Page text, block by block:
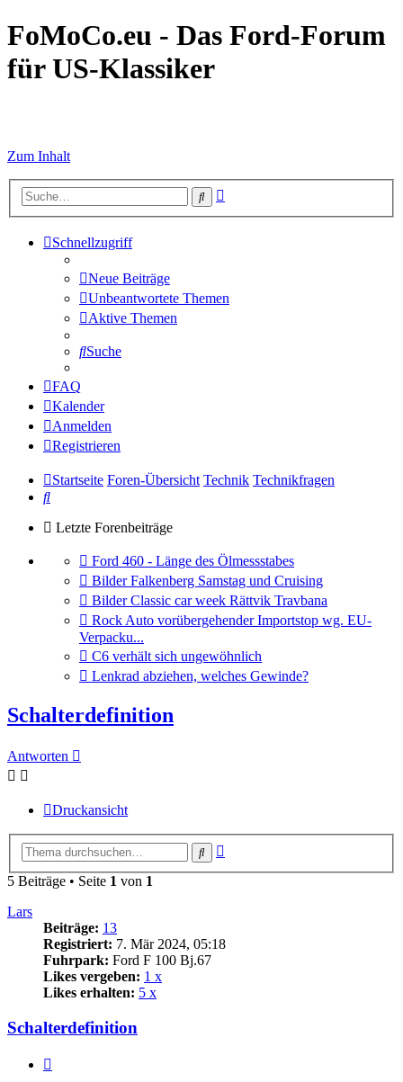
FoMoCo.eu - Das Ford-Forum
für US-Klassiker
Zum Inhalt
Suche
Schnellzugriff
Neue Beiträge
Unbeantwortete Themen
Aktive Themen
Suche
FAQ
Kalender
Anmelden
Registrieren
Startseite Foren-Übersicht Technik Technikfragen
Suche
Letzte Forenbeiträge
Gehe
zum
letzten
Beitrag
Ford 460 - Länge des Ölmessstabes
Gehe
zum
letzten
Beitrag
Bilder Falkenberg Samstag und Cruising
Gehe
zum
letzten
Beitrag
Bilder Classic car week Rättvik Travbana
Gehe
zum
letzten
Beitrag
Rock Auto vorübergehender Importstop wg. EU-
Verpacku...
Gehe
zum
letzten
C6 verhält sich ungewöhnlich
Gehe
letzten
Beitrag
Lenkrad abziehen, welches Gewinde?
Schalterdefinition
Antworten
Druckansicht
Suche
5 Beiträge • Seite 1 von 1
Lars
Beiträge: 13
Registriert: 7. Mär 2024, 05:18
Fuhrpark: Ford F 100 Bj.67
Likes vergeben: 1 x
Likes erhalten: 5 x
Schalterdefinition